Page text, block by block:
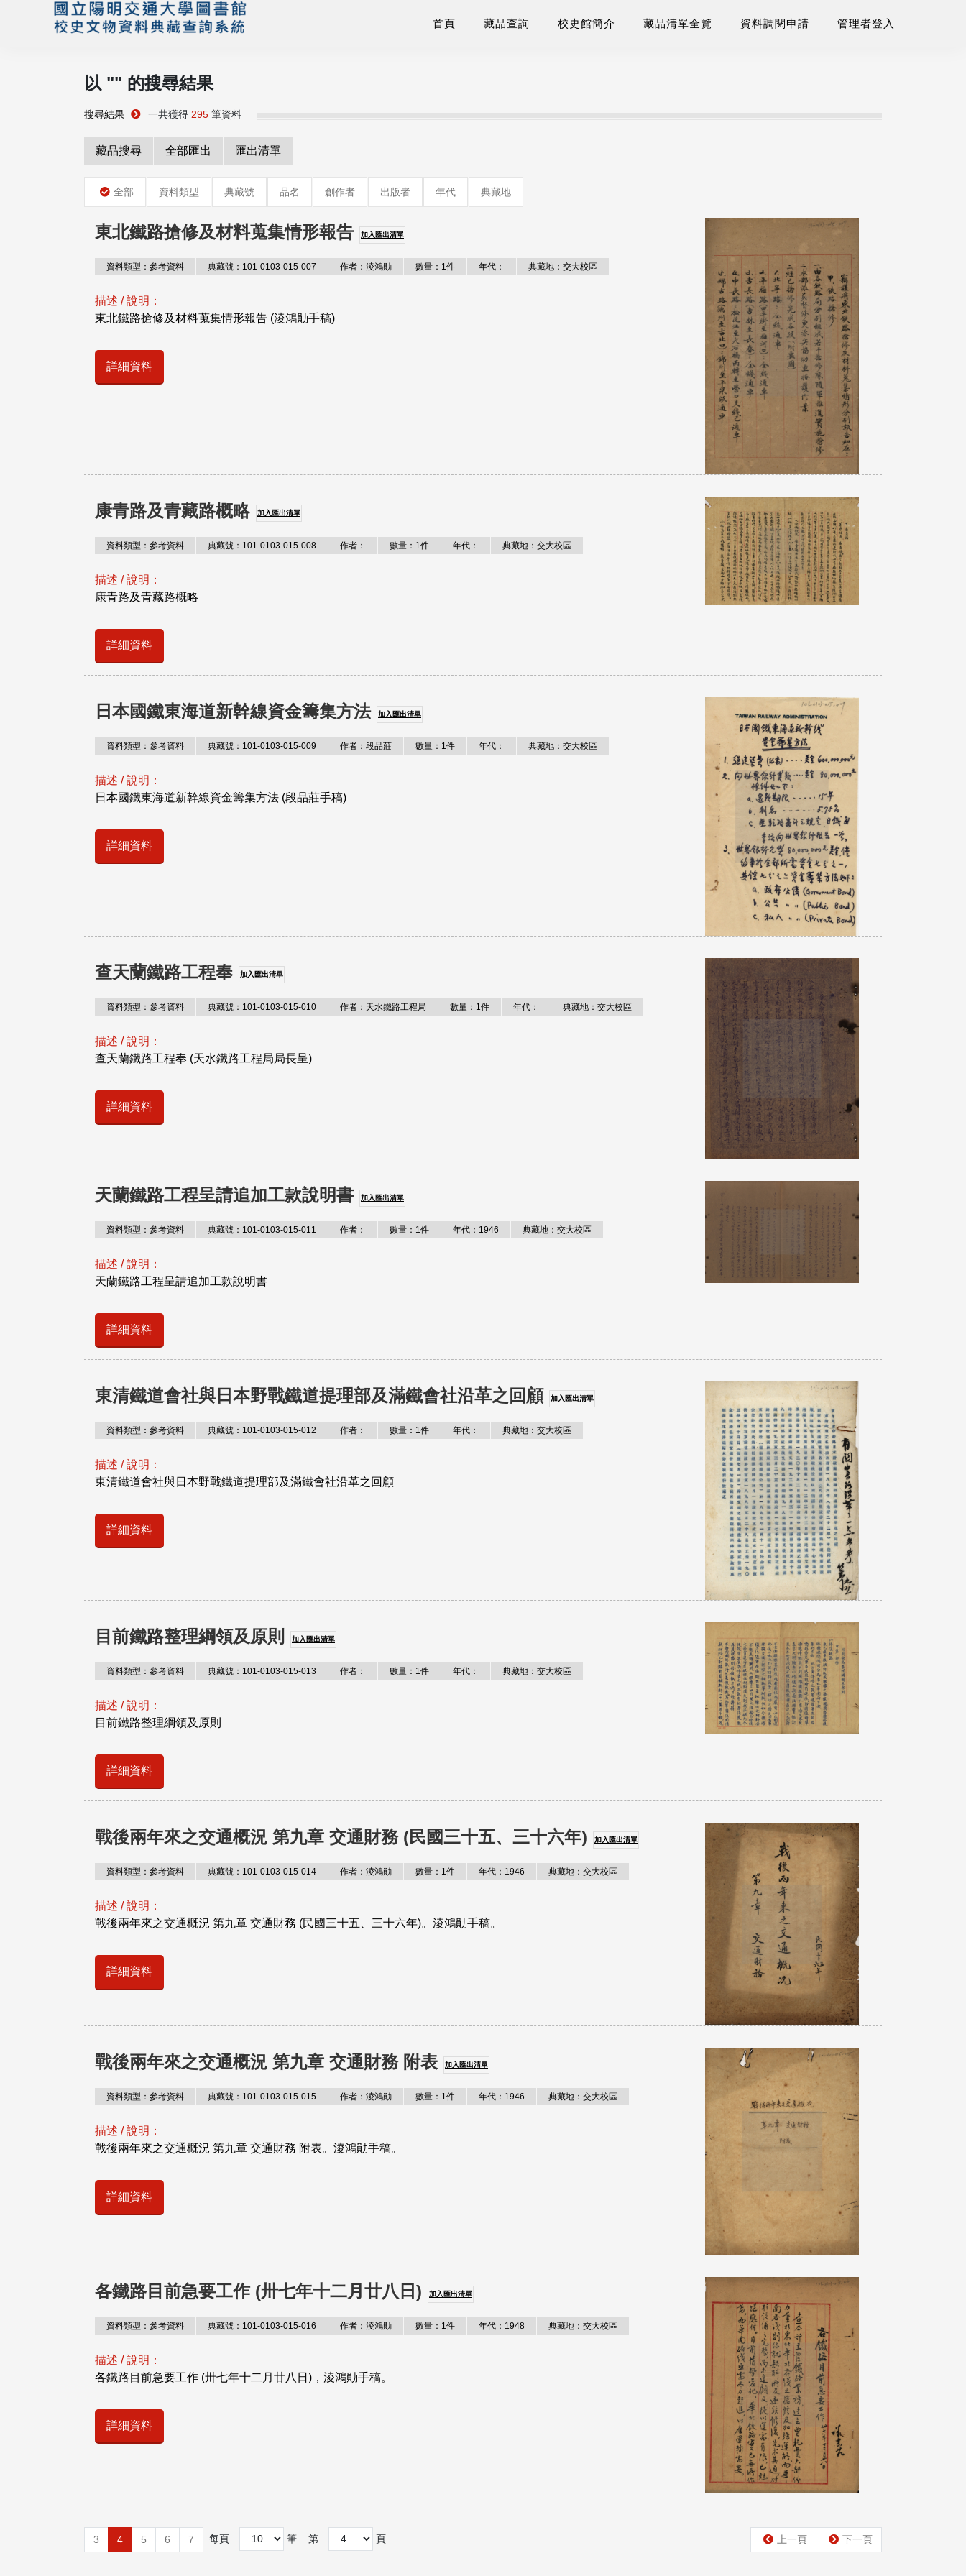
首頁 藏品查詢 校史館簡介 藏品清單全覽 資料調閱申請 管理者登入
以 "" 的搜尋結果
搜尋結果 一共獲得 295 筆資料
藏品搜尋 全部匯出 匯出清單
全部 資料類型 典藏號 品名 創作者 出版者 年代 典藏地
東北鐵路搶修及材料蒐集情形報告 加入匯出清單
資料類型：參考資料 典藏號：101-0103-015-007 作者：淩鴻勛 數量：1件 年代： 典藏地：交大校區
描述 / 說明：
東北鐵路搶修及材料蒐集情形報告 (淩鴻勛手稿)
詳細資料
康青路及青藏路概略 加入匯出清單
資料類型：參考資料 典藏號：101-0103-015-008 作者： 數量：1件 年代： 典藏地：交大校區
描述 / 說明：
康青路及青藏路概略
詳細資料
日本國鐵東海道新幹線資金籌集方法 加入匯出清單
資料類型：參考資料 典藏號：101-0103-015-009 作者：段品莊 數量：1件 年代： 典藏地：交大校區
描述 / 說明：
日本國鐵東海道新幹線資金籌集方法 (段品莊手稿)
詳細資料
查天蘭鐵路工程奉 加入匯出清單
資料類型：參考資料 典藏號：101-0103-015-010 作者：天水鐵路工程局 數量：1件 年代： 典藏地：交大校區
描述 / 說明：
查天蘭鐵路工程奉 (天水鐵路工程局局長呈)
詳細資料
天蘭鐵路工程呈請追加工款說明書 加入匯出清單
資料類型：參考資料 典藏號：101-0103-015-011 作者： 數量：1件 年代：1946 典藏地：交大校區
描述 / 說明：
天蘭鐵路工程呈請追加工款說明書
詳細資料
東清鐵道會社與日本野戰鐵道提理部及滿鐵會社沿革之回顧 加入匯出清單
資料類型：參考資料 典藏號：101-0103-015-012 作者： 數量：1件 年代： 典藏地：交大校區
描述 / 說明：
東清鐵道會社與日本野戰鐵道提理部及滿鐵會社沿革之回顧
詳細資料
目前鐵路整理綱領及原則 加入匯出清單
資料類型：參考資料 典藏號：101-0103-015-013 作者： 數量：1件 年代： 典藏地：交大校區
描述 / 說明：
目前鐵路整理綱領及原則
詳細資料
戰後兩年來之交通概況 第九章 交通財務 (民國三十五、三十六年) 加入匯出清單
資料類型：參考資料 典藏號：101-0103-015-014 作者：淩鴻勛 數量：1件 年代：1946 典藏地：交大校區
描述 / 說明：
戰後兩年來之交通概況 第九章 交通財務 (民國三十五、三十六年)。淩鴻勛手稿。
詳細資料
戰後兩年來之交通概況 第九章 交通財務 附表 加入匯出清單
資料類型：參考資料 典藏號：101-0103-015-015 作者：淩鴻勛 數量：1件 年代：1946 典藏地：交大校區
描述 / 說明：
戰後兩年來之交通概況 第九章 交通財務 附表。淩鴻勛手稿。
詳細資料
各鐵路目前急要工作 (卅七年十二月廿八日) 加入匯出清單
資料類型：參考資料 典藏號：101-0103-015-016 作者：淩鴻勛 數量：1件 年代：1948 典藏地：交大校區
描述 / 說明：
各鐵路目前急要工作 (卅七年十二月廿八日)，淩鴻勛手稿。
詳細資料
3 4 5 6 7 每頁 筆 第 頁 上一頁 下一頁